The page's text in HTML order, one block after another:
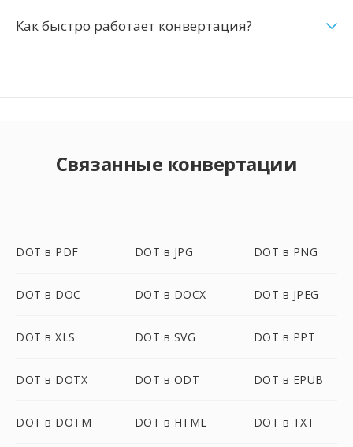
Как быстро работает конвертация?
Связанные конвертации
DOT в PDF DOT в JPG DOT в PNG
DOT в DOC DOT в DOCX DOT в JPEG
DOT в XLS DOT в SVG DOT в PPT
DOT в DOTX DOT в ODT DOT в EPUB
DOT в DOTM DOT в HTML DOT в TXT